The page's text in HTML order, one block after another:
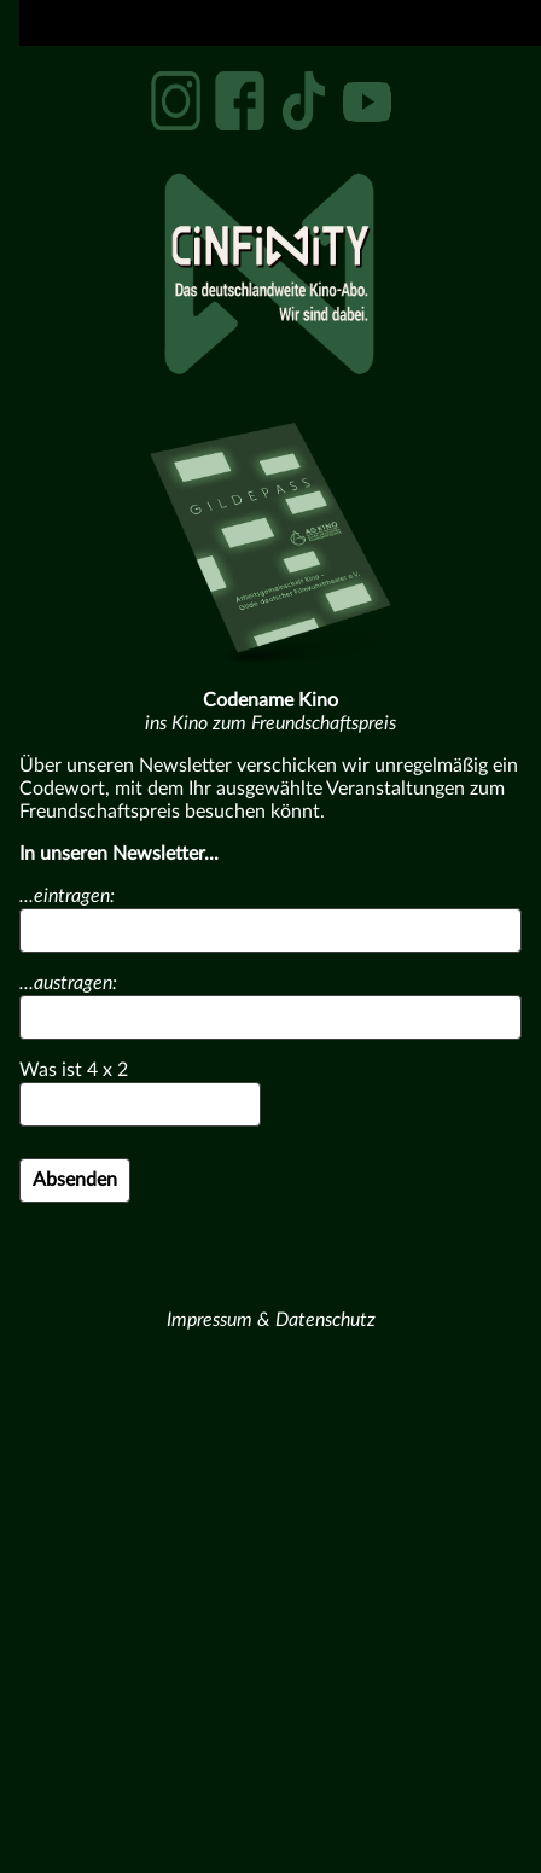
Codename Kino
ins Kino zum Freundschaftspreis
Über unseren Newsletter verschicken wir unregelmäßig ein
Codewort, mit dem Ihr ausgewählte Veranstaltungen zum
Freundschaftspreis besuchen könnt.
In unseren Newsletter...
...eintragen:
...austragen:
Was ist 4 x 2
Impressum & Datenschutz